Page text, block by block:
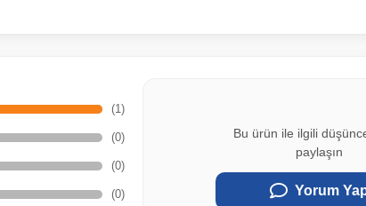
(1)
(0)
(0)
(0)
Bu ürün ile ilgili
paylaşın
Yorum